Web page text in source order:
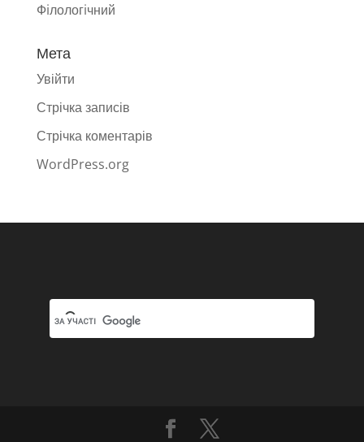
Фiлологiчний
Мета
Увійти
Стрічка записів
Стрічка коментарів
WordPress.org